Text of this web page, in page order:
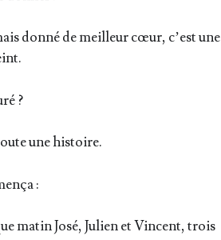
don­né de meilleur cœur, c’est une
?
une histoire.
:
matin José, Julien et Vincent, trois